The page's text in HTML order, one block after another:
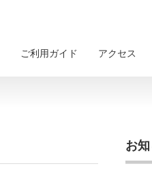
ご利用ガイド アクセス
お